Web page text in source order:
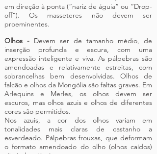
em direção à ponta (“nariz de águia” ou “Drop-
off”). Os masseteres não devem ser
proeminentes.
Olhos - Devem ser de tamanho médio, de
inserção profunda e escura, com uma
expressão inteligente e viva. As pálpebras são
amendoadas e relativamente estreitas, com
sobrancelhas bem desenvolvidas. Olhos de
falcão e olhos da Mongólia são faltas graves. Em
Arlequins e Merles, os olhos devem ser
escuros, mas olhos azuis e olhos de diferentes
cores são permitidos.
Nos azuis, a cor dos olhos variam em
tonalidades mais claras de castanho a
esverdeado. Pálpebras frouxas, que deformam
o formato amendoado do olho (olhos caídos)